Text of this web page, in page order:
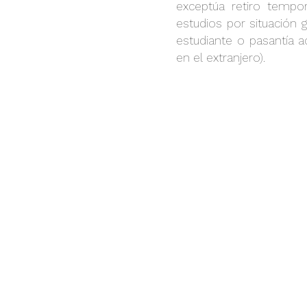
exceptúa retiro
estudios por situación
estudiante o pasantía
en el extranjero).